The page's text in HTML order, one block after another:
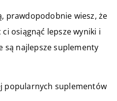
prawdopodobnie wiesz, że
osiągnąć lepsze wyniki i
są najlepsze suplementy
popularnych suplementów